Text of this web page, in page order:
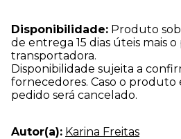
Disponibilidade: Produto
de entrega 15 dias úteis mais o
transportadora.
Disponibilidade sujeita a
fornecedores. Caso o produto
pedido será cancelado.
Autor(a): Karina Freitas